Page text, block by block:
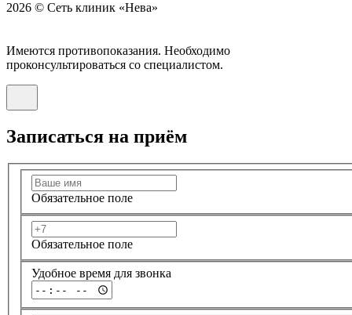
2026 © Сеть клиник «Нева»
Имеются противопоказания. Необходимо
проконсультироваться со специалистом.
Записаться на приём
Обязательное поле
Обязательное поле
Удобное время для звонка